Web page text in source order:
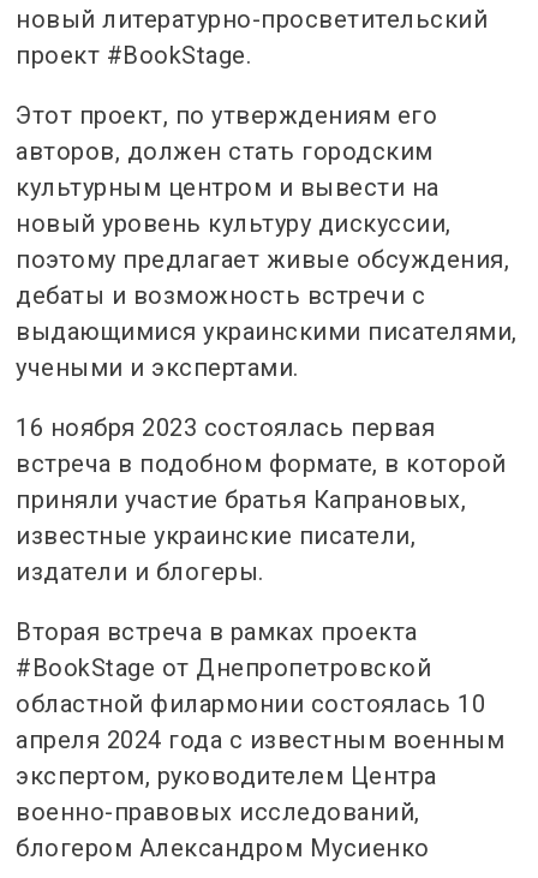
новый литературно-просветительский
проект #BookStage.
Этот проект, по утверждениям его
авторов, должен стать городским
культурным центром и вывести на
новый уровень культуру дискуссии,
поэтому предлагает живые обсуждения,
дебаты и возможность встречи с
выдающимися украинскими писателями,
учеными и экспертами.
16 ноября 2023 состоялась первая
встреча в подобном формате, в которой
приняли участие братья Капрановых,
известные украинские писатели,
издатели и блогеры.
Вторая встреча в рамках проекта
#BookStage от Днепропетровской
областной филармонии состоялась 10
апреля 2024 года с известным военным
экспертом, руководителем Центра
военно-правовых исследований,
блогером Александром Мусиенко